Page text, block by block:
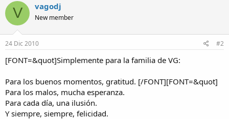
V vagodj
New member
24 Dic 2010 #2
[FONT=&quot]Simplemente para la familia de VG:
Para los buenos momentos, gratitud. [/FONT][FONT=&quot]
Para los malos, mucha esperanza.
Para cada día, una ilusión.
Y siempre, siempre, felicidad.